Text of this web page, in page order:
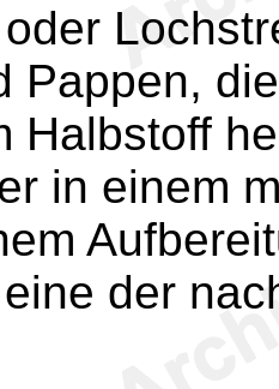
Pappen,
Halbstoff
in einem
der